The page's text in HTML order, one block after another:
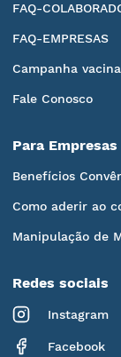
FAQ-
FAQ-EMPRESAS
Campanha
Fale Conosco
Para Empresas
Benefícios
Como aderir ao
Manipulação de
Redes sociais
Instagram
Facebook